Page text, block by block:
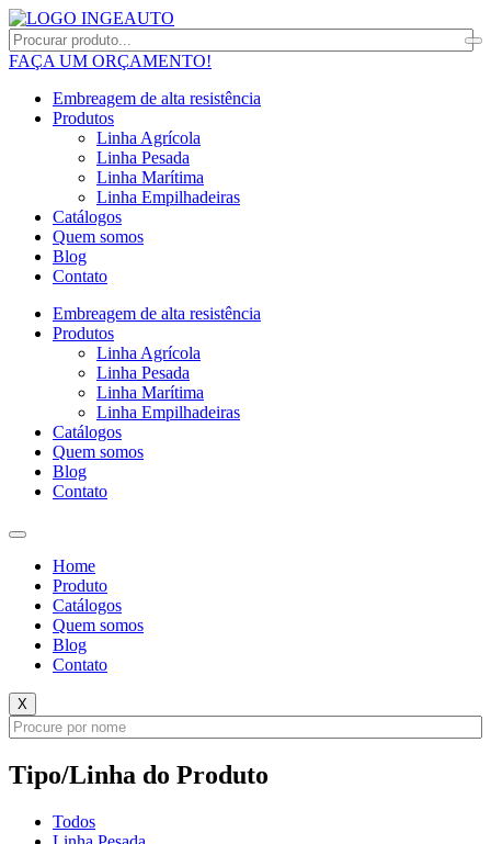
FAÇA UM ORÇAMENTO!
Embreagem de alta resistência
Produtos
Linha Agrícola
Linha Pesada
Linha Marítima
Linha Empilhadeiras
Catálogos
Quem somos
Blog
Contato
Embreagem de alta resistência
Produtos
Linha Agrícola
Linha Pesada
Linha Marítima
Linha Empilhadeiras
Catálogos
Quem somos
Blog
Contato
Home
Produto
Catálogos
Quem somos
Blog
Contato
X
Tipo/Linha do Produto
Todos